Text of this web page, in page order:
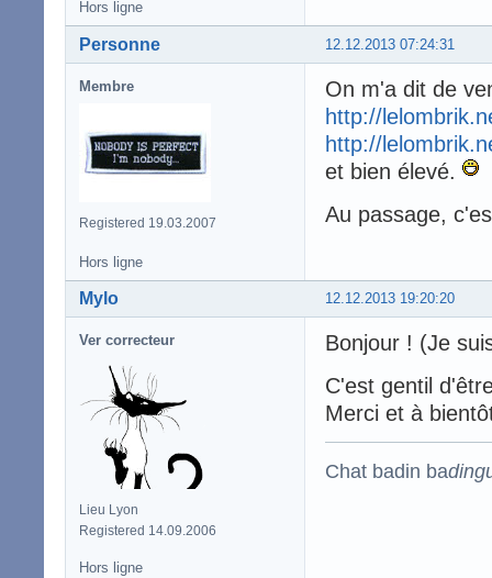
Hors ligne
12.12.2013 07:24:31
Personne
Membre
Registered 19.03.2007
On m'a dit de
http://
http://
et bien élevé.
Au passage,
Hors ligne
12.12.2013 19:20:20
Mylo
Ver correcteur
Lieu Lyon
Registered 14.09.2006
Bonjour ! (Je
C'est gentil
Merci et à
Chat badin ba
Hors ligne